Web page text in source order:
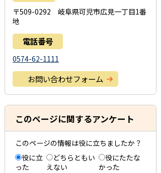
〒509-0292 岐阜県可児市広見一丁目1番
地
電話番号
0574-62-1111
お問い合わせフォーム
このページに関するアンケート
このページの情報は役に立ちましたか？
役に立
った
どちらともい
えない
役にたたな
かった